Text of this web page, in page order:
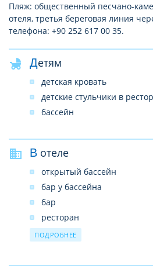
Пляж: общественный песчано-
отеля, третья береговая линия
телефона: +90 252 617 00 35.
Детям
детская кровать
детские стульчики в
бассейн
В отеле
открытый бассейн
бар у бассейна
бар
ресторан
доктор платно, по запросу
wi-fi
ПОДРОБНЕЕ